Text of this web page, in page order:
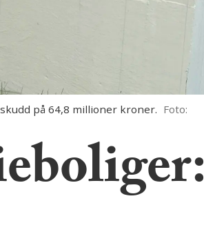
på 64,8 millioner kroner. Foto: